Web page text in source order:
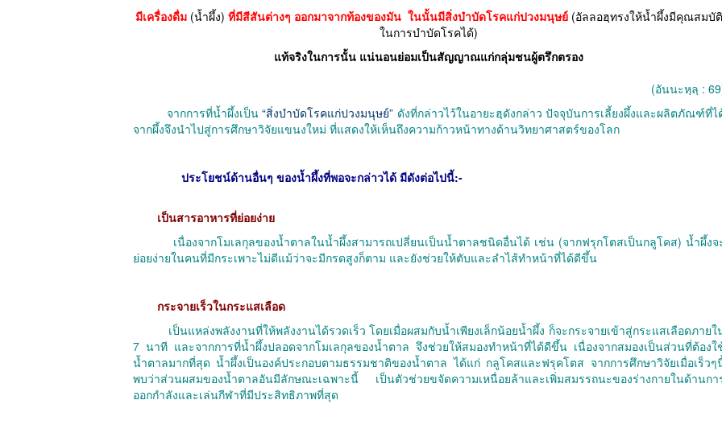
มีเครื่องดื่ม (น้ำผึ้ง) ที่มีสีสันต่างๆ ออกมาจากท้องของมัน ในนั้นมีสิ่งบำบัดโรคแก่ปวงมนุษย์ (อัลลอฮฺทรงให้น้ำผึ้งมีคุณสมบัติ
ในการบำบัดโรคได้)
แท้จริงในการนั้น แน่นอนย่อมเป็นสัญญาณแก่กลุ่มชนผู้ตรึกตรอง
(อันนะหฺลฺ :
จากการที่น้ำผึ้งเป็น“สิ่งบำบัดโรคแก่ปวงมนุษย์” ดังที่กล่าวไว้ในอายะฮฺดังกล่าว ปัจจุบันการเลี้ยงผึ้งและผลิตภัณฑ์ที่ไ
จากผึ้งจึงนำไปสู่การศึกษาวิจัยแขนงใหม่ ที่แสดงให้เห็นถึงความก้าวหน้าทางด้านวิทยาศาสตร์ของโลก
ประโยชน์ด้านอื่นๆ ของน้ำผึ้งที่พอจะกล่าวได้ มีดังต่อไปนี้:-
เป็นสารอาหารที่ย่อยง่าย
เนื่องจากโมเลกุลของน้ำตาลในน้ำผึ้งสามารถเปลี่ยนเป็นน้ำตาลชนิดอื่นได้ เช่น (จากฟรุกโตสเป็นกลูโคส) น้ำผึ้งจ
ย่อยง่ายในคนที่มีกระเพาะไม่ดีแม้ว่าจะมีกรดสูงก็ตาม และยังช่วยให้ตับและลำไส้ทำหน้าที่ได้ดีขึ้น
กระจายเร็วในกระแสเลือด
เป็นแหล่งพลังงานที่ให้พลังงานได้รวดเร็ว โดยเมื่อผสมกับน้ำเพียงเล็กน้อยน้ำผึ้ง ก็จะกระจายเข้าสู่กระแสเลือดภายใ
7 นาที และจากการที่น้ำผึ้งปลอดจากโมเลกุลของน้ำตาล จึงช่วยให้สมองทำหน้าที่ได้ดีขึ้น เนื่องจากสมองเป็นส่วนที่ต้องใ
น้ำตาลมากที่สุด น้ำผึ้งเป็นองค์ประกอบตามธรรมชาติของน้ำตาล ได้แก่ กลูโคสและฟรุคโตส จากการศึกษาวิจัยเมื่อเร็วๆ
พบว่าส่วนผสมของน้ำตาลอันมีลักษณะเฉพาะนี้ เป็นตัวช่วยขจัดความเหนื่อยล้าและเพิ่มสมรรถนะของร่างกายในด้านกา
ออกกำลังและเล่นกีฬาที่มีประสิทธิภาพที่สุด